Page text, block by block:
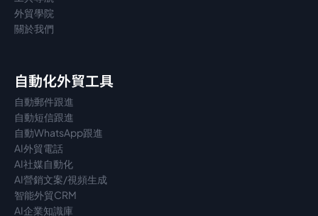
外貿學院
關於我們
自動化外貿工具
自動郵件跟進
自動短信跟進
自動WhatsApp跟進
AI外貿電話
AI社媒自動化
AI營銷文案/視頻生成
智能外貿CRM
AI企業知識庫